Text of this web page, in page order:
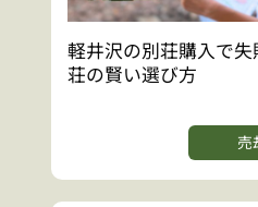
軽井沢の別荘購入で
荘の賢い選び方
売